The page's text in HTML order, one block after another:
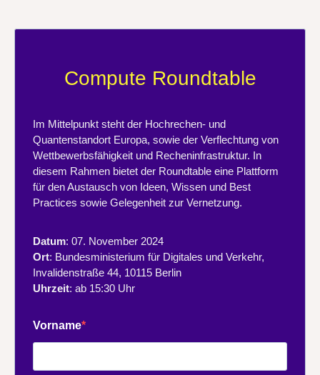
Compute Roundtable
Im Mittelpunkt steht der Hochrechen- und
Quantenstandort Europa, sowie der Verflechtung von
Wettbewerbsfähigkeit und Recheninfrastruktur. In
diesem Rahmen bietet der Roundtable eine Plattform
für den Austausch von Ideen, Wissen und Best
Practices sowie Gelegenheit zur Vernetzung.
Datum: 07. November 2024
Ort: Bundesministerium für Digitales und Verkehr,
Invalidenstraße 44, 10115 Berlin
Uhrzeit: ab 15:30 Uhr
Vorname